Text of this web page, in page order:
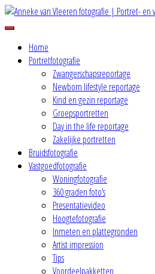
Skip
to
Anneke van Vleeren
Portret- en
Friesland
Because words are not enough
Home
Portretfotografie
Zwangerschapsreportage
Newborn lifestyle reportage
Kind en gezin reportage
Groepsportretten
Day in the life reportage
Zakelijke portretten
Bruidsfotografie
Vastgoedfotografie
Woningfotografie
360 graden foto’s
Presentatievideo
Hoogtefotografie
Inmeten en plattegronden
Artist impression
Tips
Voordeelpakketten